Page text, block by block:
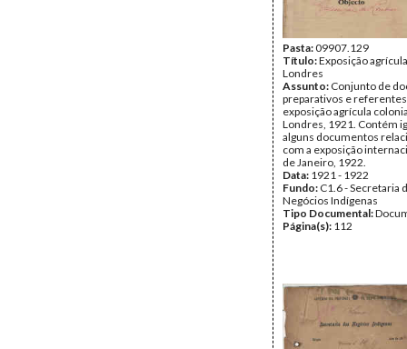
Pasta:09907.129
Título:Exposição
Londres
Assunto: Conjunto de
preparativos e
exposição agrícula
Londres, 1921. Contém
alguns documentos
com a exposição
de Janeiro, 1922.
Data: 1921 - 1922
Fundo: C1.6 - Secretaria
Negócios Indígenas
Tipo Documental:
Página(s): 112